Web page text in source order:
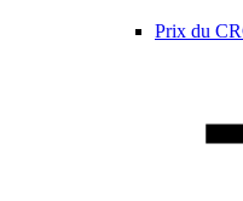
Prix du